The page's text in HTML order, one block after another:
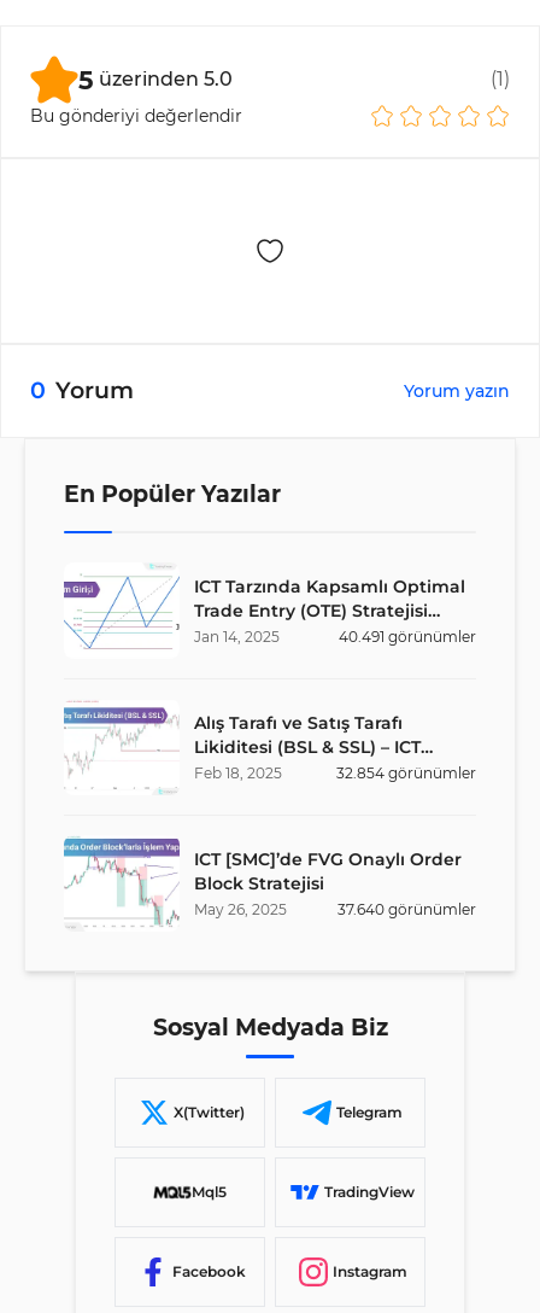
hayati önemdedir.
5 üzerinden 5.0 (1)
Bu gönderiyi değerlendir
0 Yorum Yorum yazın
En Popüler Yazılar
ICT Tarzında Kapsamlı Optimal
Trade Entry (OTE) Stratejisi
Rehberi
Jan 14, 2025 40.491 görünümler
Alış Tarafı ve Satış Tarafı
Likiditesi (BSL & SSL) – ICT
Stratejisi
Feb 18, 2025 32.854 görünümler
ICT [SMC]’de FVG Onaylı Order
Block Stratejisi
May 26, 2025 37.640 görünümler
Sosyal Medyada Biz
X(Twitter) Telegram
Mql5 TradingView
Facebook Instagram